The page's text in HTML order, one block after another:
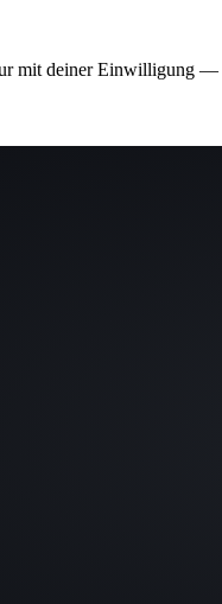
mit deiner Einwilligung —